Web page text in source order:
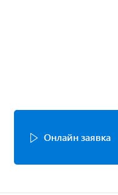
Онлайн заявка